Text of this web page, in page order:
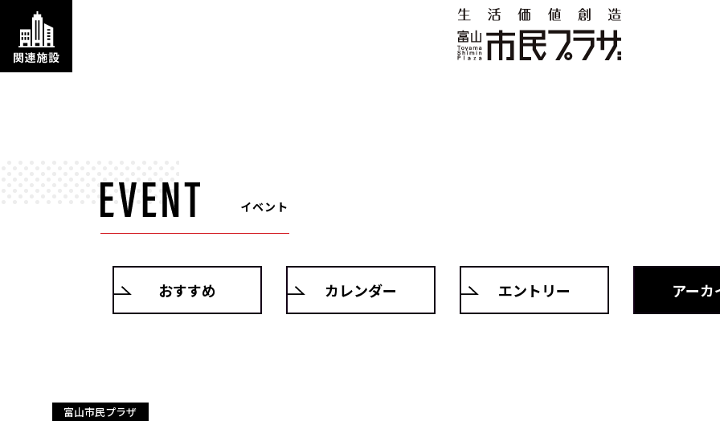
イベント
おすすめ カレンダー エントリー アーカ
富山市民プラザ